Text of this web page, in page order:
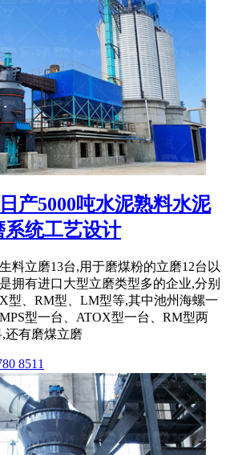
产5000吨水泥熟料水泥
系统工艺设计
料立磨13台,用于磨煤粉的立磨12台以
拥有进口大型立磨类型多的企业,分别
型、RM型、LM型等,其中池州海螺一
型一台、ATOX型一台、RM型两
还有磨煤立磨
8511